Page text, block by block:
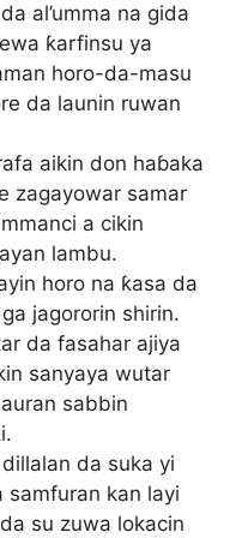
al’umma na gida
ƙarfinsu ya
horo-da-masu
da launin ruwan
aikin don haɓaka
zagayowar samar
a cikin
lambu.
horo na ƙasa da
jagororin shirin.
da fasahar ajiya
sanyaya wutar
sabbin
da suka yi
samfuran kan layi
su zuwa lokacin